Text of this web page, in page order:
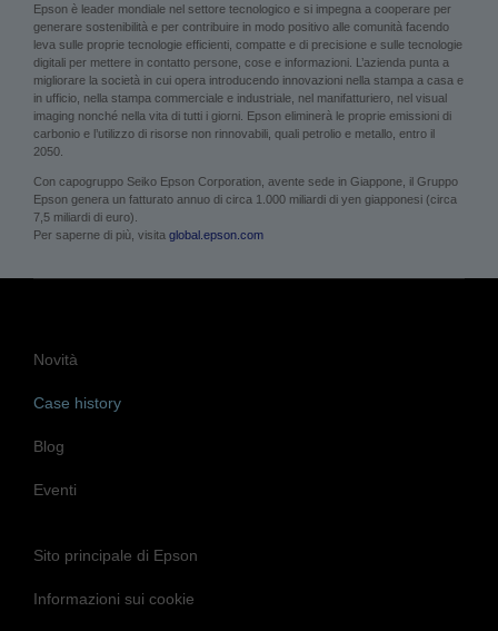
Epson è leader mondiale nel settore tecnologico e si impegna a cooperare per
generare sostenibilità e per contribuire in modo positivo alle comunità facendo
leva sulle proprie tecnologie efficienti, compatte e di precisione e sulle tecnologie
digitali per mettere in contatto persone, cose e informazioni. L’azienda punta a
migliorare la società in cui opera introducendo innovazioni nella stampa a casa e
in ufficio, nella stampa commerciale e industriale, nel manifatturiero, nel visual
imaging nonché nella vita di tutti i giorni. Epson eliminerà le proprie emissioni di
carbonio e l’utilizzo di risorse non rinnovabili, quali petrolio e metallo, entro il
2050.
Con capogruppo Seiko Epson Corporation, avente sede in Giappone, il Gruppo
Epson genera un fatturato annuo di circa 1.000 miliardi di yen giapponesi (circa
7,5 miliardi di euro).
Per saperne di più, visita global.epson.com
Novità
Case history
Blog
Eventi
Sito principale di Epson
Informazioni sui cookie